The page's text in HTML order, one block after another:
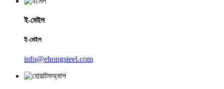
ই-মেইল
ই-মেইল
info@ehongsteel.com